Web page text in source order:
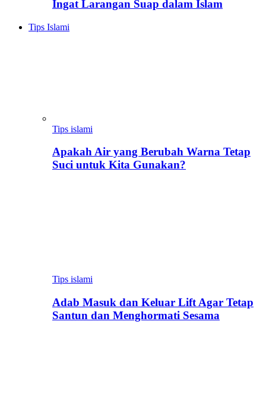
Ingat Larangan Suap dalam Islam
Tips Islami
Tips islami
Apakah Air yang Berubah Warna Tetap
Suci untuk Kita Gunakan?
Tips islami
Adab Masuk dan Keluar Lift Agar Tetap
Santun dan Menghormati Sesama